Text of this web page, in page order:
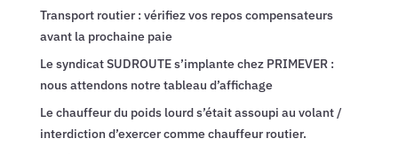
Transport routier : vérifiez vos repos compensateurs
avant la prochaine paie
Le syndicat SUDROUTE s’implante chez PRIMEVER :
nous attendons notre tableau d’affichage
Le chauffeur du poids lourd s’était assoupi au volant /
interdiction d’exercer comme chauffeur routier.